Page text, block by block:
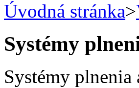
Úvodná stránka>
Systémy
Systémy plnenia